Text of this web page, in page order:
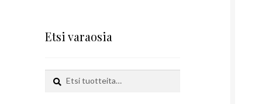
Etsi varaosia
Etsi:
Haku